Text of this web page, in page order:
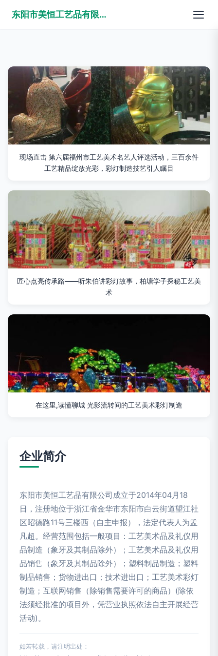
东阳市美恒工艺品有限公司
现场直击 第六届福州市工艺美术名艺人评选活动，三百余件
工艺精品绽放光彩，彩灯制造技艺引人瞩目
匠心点亮传承路——听朱伯讲彩灯故事，柏塘学子探秘工艺美
术
在这里,读懂聊城 光影流转间的工艺美术彩灯制造
企业简介
东阳市美恒工艺品有限公司成立于2014年04月18
日，注册地位于浙江省金华市东阳市白云街道望江社
区昭德路11号三楼西（自主申报），法定代表人为孟
凡超。经营范围包括一般项目：工艺美术品及礼仪用
品制造（象牙及其制品除外）；工艺美术品及礼仪用
品销售（象牙及其制品除外）；塑料制品制造；塑料
制品销售；货物进出口；技术进出口；工艺美术彩灯
制造；互联网销售（除销售需要许可的商品）(除依
法须经批准的项目外，凭营业执照依法自主开展经营
活动)。
如若转载，请注明出处：